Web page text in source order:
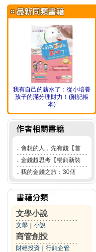
我有自己的薪水了：從小培養
孩子的滿分理財力！(附記帳
本)
． 會想的人，先有錢【首
． 金錢超思考【暢銷新裝
． 我的金錢之旅：30個
文學小說
文學 小說
商管創投
財經投資 行銷企管